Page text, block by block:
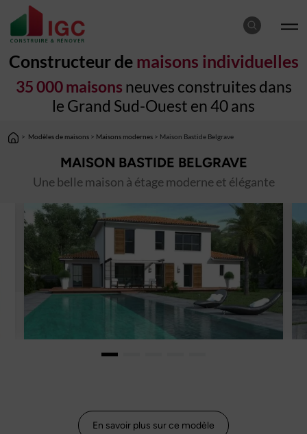
Constructeur de maisons individuelles
35 000 maisons neuves construites dans
le Grand Sud-Ouest en 40 ans
> Modèles de maisons > Maisons modernes > Maison Bastide Belgrave
MAISON BASTIDE BELGRAVE
Une belle maison à étage moderne et élégante
En savoir plus sur ce modèle